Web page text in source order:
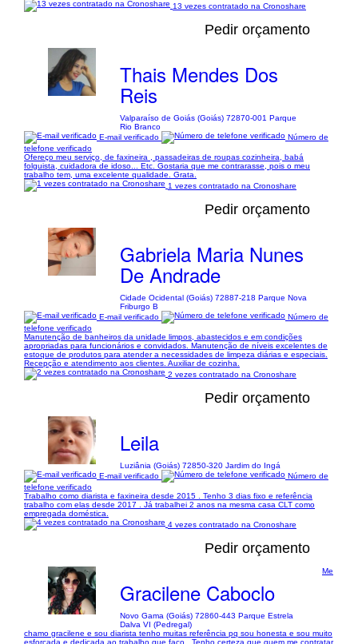
13 vezes contratado na Cronoshare
Pedir orçamento
Thais Mendes Dos
Reis
Valparaíso de Goiás (Goiás) 72870-001 Parque
Rio Branco
E-mail verificado
Número de
telefone verificado
Ofereço meu serviço, de faxineira , passadeiras de roupas cozinheira, babá
folguista, cuidadora de idoso... Etc. Gostaria que me contrarasse, pois o meu
trabalho tem, uma excelente qualidade. Grata.
1 vezes contratado na Cronoshare
Pedir orçamento
Gabriela Maria Nunes
De Andrade
Cidade Ocidental (Goiás) 72887-218 Parque Nova
Friburgo B
E-mail verificado
Número de
telefone verificado
Manutenção de banheiros da unidade limpos, abastecidos e em condições
apropriadas para funcionários e convidados. Manutenção de níveis excelentes de
estoque de produtos para atender a necessidades de limpeza diárias e especiais.
Recepção e atendimento aos clientes. Auxiliar de cozinha.
2 vezes contratado na Cronoshare
Pedir orçamento
Leila
Luziânia (Goiás) 72850-320 Jardim do Ingá
E-mail verificado
Número de
telefone verificado
Trabalho como diarista e faxineira desde 2015 . Tenho 3 dias fixo e referência
trabalho com elas desde 2017 . Já trabalhei 2 anos na mesma casa CLT como
empregada doméstica.
4 vezes contratado na Cronoshare
Pedir orçamento
Gracilene Caboclo
Novo Gama (Goiás) 72860-443 Parque Estrela
Dalva VI (Pedregal)
Me
chamo gracilene e sou diarista tenho muitas referência pq sou honesta e sou muito
esforçada e dedicada ao trabalho que faço . Tenho certeza que quem me contratar